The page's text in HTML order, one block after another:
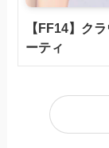
【FF14】ク
ーティ